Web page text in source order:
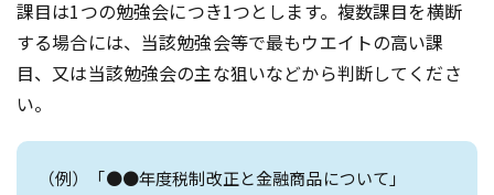
課目は1つの勉強会につき1つとします。複数課目を横断
する場合には、当該勉強会等で最もウエイトの高い課
目、又は当該勉強会の主な狙いなどから判断してくださ
い。
（例）「●●年度税制改正と金融商品について」